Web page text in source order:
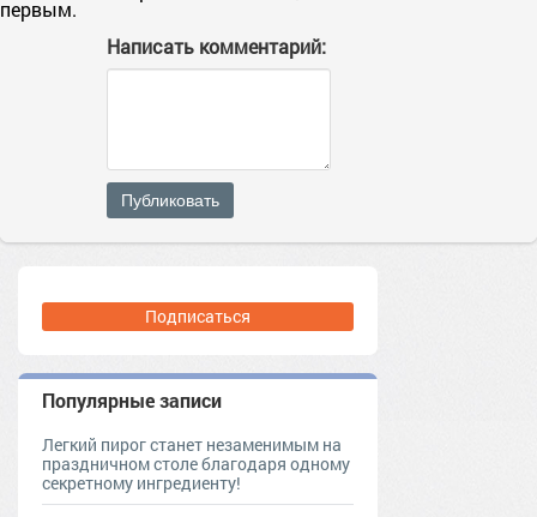
первым.
Написать комментарий:
Публиковать
Подписаться
Популярные записи
Легкий пирог станет незаменимым на
праздничном столе благодаря одному
секретному ингредиенту!